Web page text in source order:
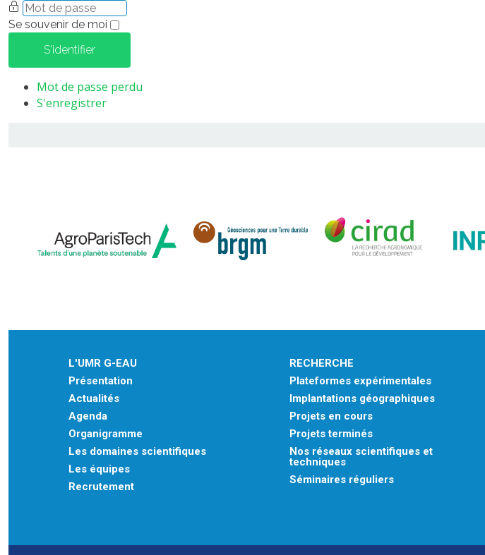
Se souvenir de moi
S'identifier
Mot de passe perdu
S'enregistrer
L'UMR G-EAU
Présentation
Actualités
Agenda
Organigramme
Les domaines scientifiques
Les équipes
Recrutement
RECHERCHE
Plateformes expérimentales
Implantations géographiques
Projets en cours
Projets terminés
Nos réseaux scientifiques et
techniques
Séminaires réguliers